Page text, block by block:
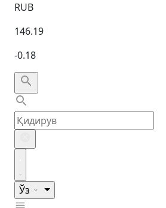
RUB
146.19
-0.18
Ўз